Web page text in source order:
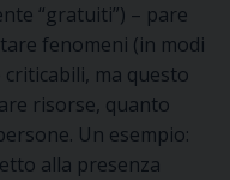
“gratuiti”) – pare
fenomeni (in modi
ma questo
risorse, quanto
Un esempio:
alla presenza